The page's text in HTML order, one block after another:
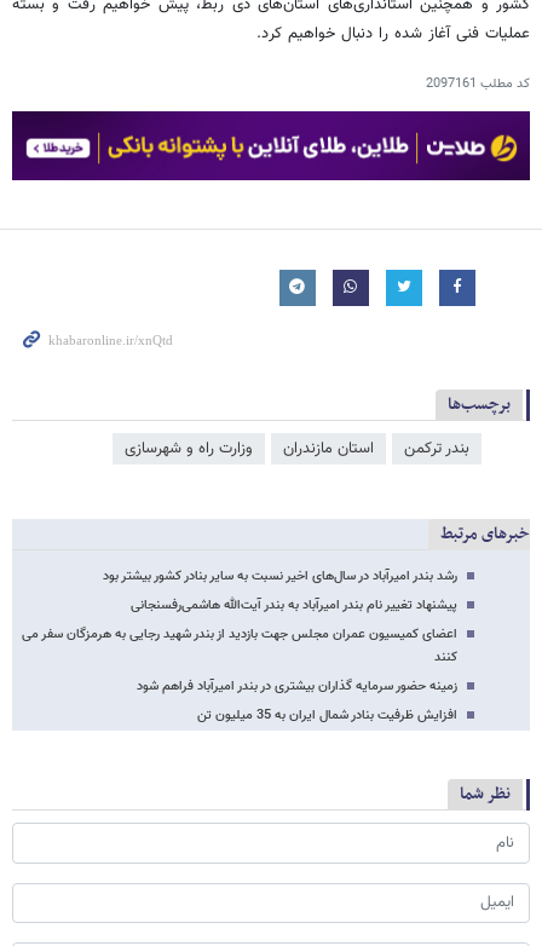
عملیات فنی آغاز شده را دنبال خواهیم کرد.
کد مطلب 2097161
برچسب‌ها
بندر ترکمن استان مازندران وزارت راه و شهرسازی
خبرهای مرتبط
رشد بندر امیرآباد در سال‌های اخیر نسبت به سایر بنادر کشور بیشتر بود
پیشنهاد تغییر نام بندر امیرآباد به بندر آیت‌الله هاشمی‌رفسنجانی
اعضای کمیسیون عمران مجلس جهت بازدید از بندر شهید رجایی به هرمزگان سفر می
کنند
زمینه حضور سرمایه گذاران بیشتری در بندر امیرآباد فراهم شود
افزایش ظرفیت بنادر شمال ایران به 35 میلیون تن
نظر شما